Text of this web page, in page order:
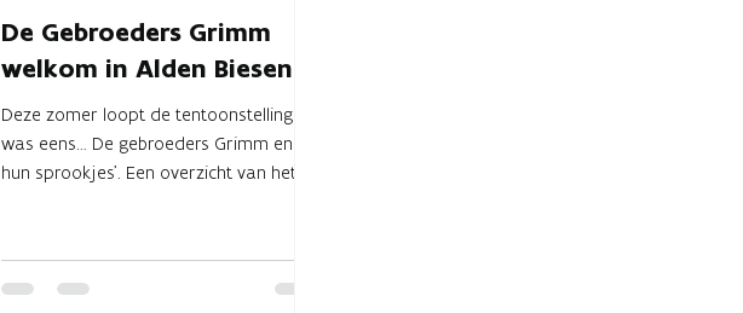
De Gebroeders Grimm
welkom in Alden Biesen
Deze zomer loopt de tentoonstelling ‘Er
was eens… De gebroeders Grimm en
hun sprookjes’. Een overzicht van het